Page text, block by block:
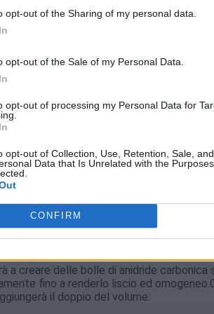
opt-out of the Sharing of my personal data.
opt-out of the Sale of my Personal Data.
opt-out of processing my Personal Data for
opt-out of Collection, Use, Retention, Sale,
Data that Is Unrelated with the
CONFIRM
agisce positivamente sull’apparato
e bello grazie ai suoi fiori che sono di
di portare la primavera in tavola.
15 gr di zucchero, 10 gr di sale, 2,75
1 rametto di rosmarino.
e 130 gr di farina. Copriamo con la
farina con il sale il miele e l’olio
di rosmarino.
a creare delle bolle di anidride carbonica
fino a renderlo liscio ed
il doppio del volume.